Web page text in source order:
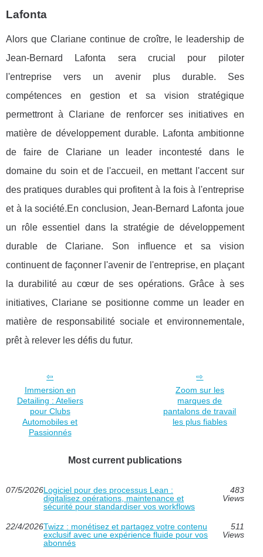
Lafonta
Alors que Clariane continue de croître, le leadership de
Jean-Bernard Lafonta sera crucial pour piloter
l'entreprise vers un avenir plus durable. Ses
compétences en gestion et sa vision stratégique
permettront à Clariane de renforcer ses initiatives en
matière de développement durable. Lafonta ambitionne
de faire de Clariane un leader incontesté dans le
domaine du soin et de l'accueil, en mettant l'accent sur
des pratiques durables qui profitent à la fois à l'entreprise
et à la société.En conclusion, Jean-Bernard Lafonta joue
un rôle essentiel dans la stratégie de développement
durable de Clariane. Son influence et sa vision
continuent de façonner l'avenir de l'entreprise, en plaçant
la durabilité au cœur de ses opérations. Grâce à ses
initiatives, Clariane se positionne comme un leader en
matière de responsabilité sociale et environnementale,
prêt à relever les défis du futur.
Immersion en
Detailing : Ateliers
pour Clubs
Automobiles et
Passionnés
Zoom sur les
marques de
pantalons de travail
les plus fiables
Most current publications
07/5/2026Logiciel pour des processus Lean :
digitalisez opérations, maintenance et
sécurité pour standardiser vos workflows
483
Views
22/4/2026Twizz : monétisez et partagez votre contenu
exclusif avec une expérience fluide pour vos
abonnés
511
Views